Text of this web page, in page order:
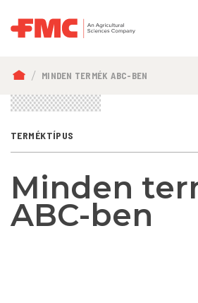
MORZSA
MINDEN TERMÉK ABC-BEN
TERMÉKTÍPUS
Minden
ABC-ben